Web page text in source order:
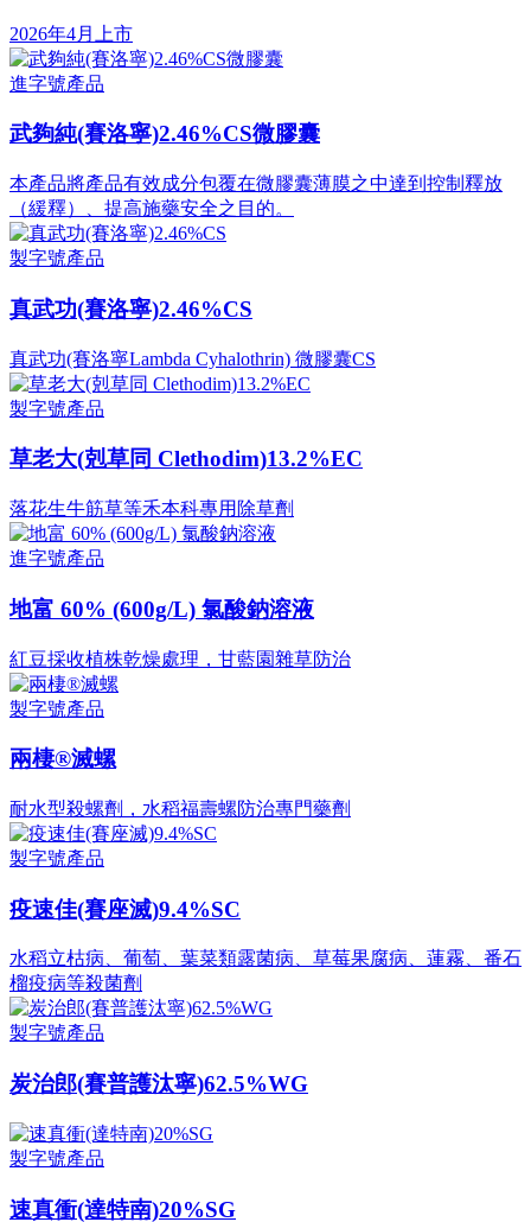
2026年4月上市
進字號產品
武夠純(賽洛寧)2.46%CS微膠囊
本產品將產品有效成分包覆在微膠囊薄膜之中達到控制釋放
（緩釋）、提高施藥安全之目的。
製字號產品
真武功(賽洛寧)2.46%CS
真武功(賽洛寧Lambda Cyhalothrin) 微膠囊CS
製字號產品
草老大(剋草同 Clethodim)13.2%EC
落花生牛筋草等禾本科專用除草劑
進字號產品
地富 60% (600g/L) 氯酸鈉溶液
紅豆採收植株乾燥處理，甘藍園雜草防治
製字號產品
兩棲®滅螺
耐水型殺螺劑，水稻福壽螺防治專門藥劑
製字號產品
疫速佳(賽座滅)9.4%SC
水稻立枯病、葡萄、葉菜類露菌病、草莓果腐病、蓮霧、番石
榴疫病等殺菌劑
製字號產品
炭治郎(賽普護汰寧)62.5%WG
製字號產品
速真衝(達特南)20%SG